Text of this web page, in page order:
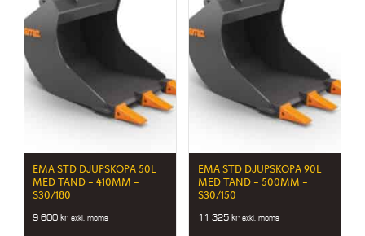
EMA STD DJUPSKOPA 50L
MED TAND – 410MM –
S30/180
9 600kr exkl. moms
EMA STD DJUPSKOPA 90L
MED TAND – 500MM –
S30/150
11 325 kr exkl. moms